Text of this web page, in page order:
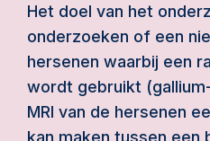
Het doel van het
onderzoeken of een
hersenen waarbij een
wordt gebruikt
MRI van de hersenen
kan maken tussen